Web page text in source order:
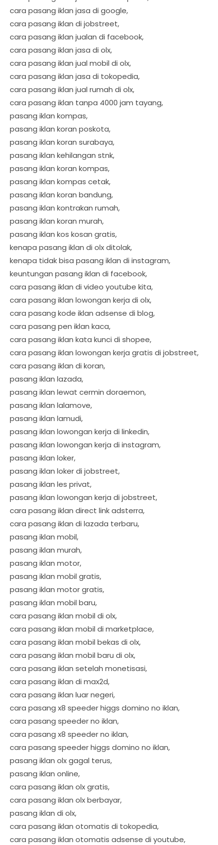
cara pasang iklan jasa di google,
cara pasang iklan di jobstreet,
cara pasang iklan jualan di facebook,
cara pasang iklan jasa di olx,
cara pasang iklan jual mobil di olx,
cara pasang iklan jasa di tokopedia,
cara pasang iklan jual rumah di olx,
cara pasang iklan tanpa 4000 jam tayang,
pasang iklan kompas,
pasang iklan koran poskota,
pasang iklan koran surabaya,
pasang iklan kehilangan stnk,
pasang iklan koran kompas,
pasang iklan kompas cetak,
pasang iklan koran bandung,
pasang iklan kontrakan rumah,
pasang iklan koran murah,
pasang iklan kos kosan gratis,
kenapa pasang iklan di olx ditolak,
kenapa tidak bisa pasang iklan di instagram,
keuntungan pasang iklan di facebook,
cara pasang iklan di video youtube kita,
cara pasang iklan lowongan kerja di olx,
cara pasang kode iklan adsense di blog,
cara pasang pen iklan kaca,
cara pasang iklan kata kunci di shopee,
cara pasang iklan lowongan kerja gratis di jobstreet,
cara pasang iklan di koran,
pasang iklan lazada,
pasang iklan lewat cermin doraemon,
pasang iklan lalamove,
pasang iklan lamudi,
pasang iklan lowongan kerja di linkedin,
pasang iklan lowongan kerja di instagram,
pasang iklan loker,
pasang iklan loker di jobstreet,
pasang iklan les privat,
pasang iklan lowongan kerja di jobstreet,
cara pasang iklan direct link adsterra,
cara pasang iklan di lazada terbaru,
pasang iklan mobil,
pasang iklan murah,
pasang iklan motor,
pasang iklan mobil gratis,
pasang iklan motor gratis,
pasang iklan mobil baru,
cara pasang iklan mobil di olx,
cara pasang iklan mobil di marketplace,
cara pasang iklan mobil bekas di olx,
cara pasang iklan mobil baru di olx,
cara pasang iklan setelah monetisasi,
cara pasang iklan di max2d,
cara pasang iklan luar negeri,
cara pasang x8 speeder higgs domino no iklan,
cara pasang speeder no iklan,
cara pasang x8 speeder no iklan,
cara pasang speeder higgs domino no iklan,
pasang iklan olx gagal terus,
pasang iklan online,
cara pasang iklan olx gratis,
cara pasang iklan olx berbayar,
pasang iklan di olx,
cara pasang iklan otomatis di tokopedia,
cara pasang iklan otomatis adsense di youtube,